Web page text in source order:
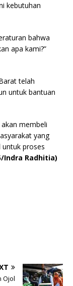
kebutuhan
bahwa
apa kami?”
telah
untuk bantuan
membeli
yang
proses
Indra Radhitia)
Ojol